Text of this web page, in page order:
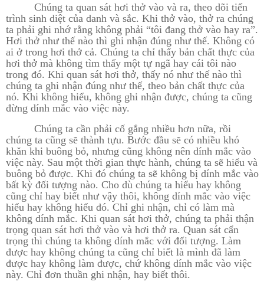
Chúng ta quan sát hơi thở vào và ra, theo dõi tiến
trình sinh diệt của danh và sắc. Khi thở vào, thở ra chúng
ta phải ghi nhớ rằng không phải “tôi đang thở vào hay ra”.
Hơi thở như thế nào thì ghi nhận đúng như thế. Không có
ai ở trong hơi thở cả. Chúng ta chỉ thấy bản chất thực của
hơi thở mà không tìm thấy một tự ngã hay cái tôi nào
trong đó. Khi quan sát hơi thở, thấy nó như thế nào thì
chúng ta ghi nhận đúng như thế, theo bản chất thực của
nó. Khi không hiểu, không ghi nhận được, chúng ta cũng
đừng dính mắc vào việc này.
Chúng ta cần phải cố gắng nhiều hơn nữa, rồi
chúng ta cũng sẽ thành tựu. Bước đầu sẽ có nhiều khó
khăn khi buông bỏ, nhưng cũng không nên dính mắc vào
việc này. Sau một thời gian thực hành, chúng ta sẽ hiểu và
buông bỏ được. Khi đó chúng ta sẽ không bị dính mắc vào
bất kỳ đối tượng nào. Cho dù chúng ta hiểu hay không
cũng chỉ hay biết như vậy thôi, không dính mắc vào việc
hiểu hay không hiểu đó. Chỉ ghi nhận, chỉ có làm mà
không dính mắc. Khi quan sát hơi thở, chúng ta phải thận
trọng quan sát hơi thở vào và hơi thở ra. Quan sát cẩn
trọng thì chúng ta không dính mắc với đối tượng. Làm
được hay không chúng ta cũng chỉ biết là mình đã làm
được hay không làm được, chứ không dính mắc vào việc
này. Chỉ đơn thuần ghi nhận, hay biết thôi.